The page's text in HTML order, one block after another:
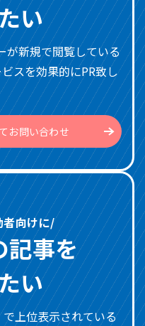
い
が新規で閲覧している
スを効果的にPR致し
お問い合わせ
者向けに/
記事を
い
上位表示されている